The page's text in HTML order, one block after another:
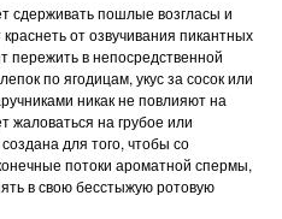
сдерживать пошлые возгласы и
от озвучивания пикантных
пережить в непосредственной
по ягодицам, укус за сосок или
никак не повлияют на
жаловаться на грубое или
для того, чтобы со
потоки ароматной спермы,
в свою бесстыжую ротовую